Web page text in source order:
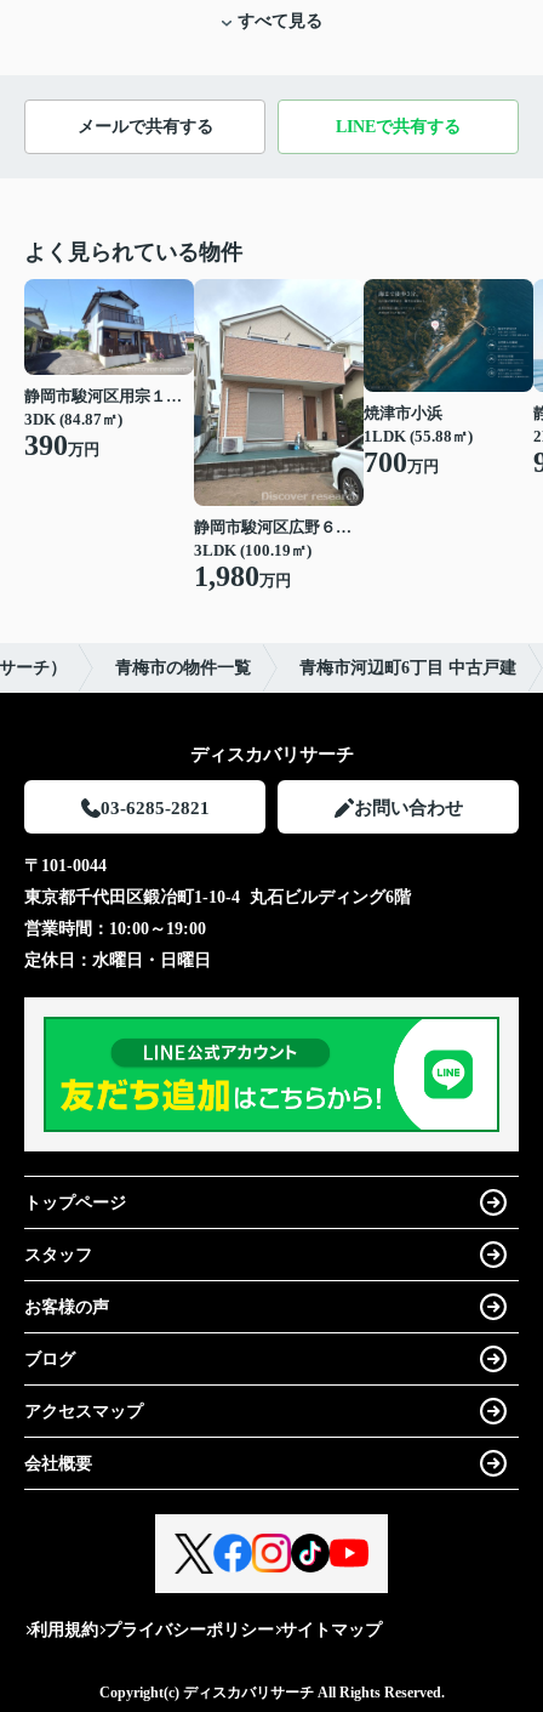
すべて見る
メールで共有する LINEで共有する
よく見られている物件
静岡市駿河区用宗１丁目
3DK (84.87㎡)
390万円
静岡市駿河区広野６丁目
3LDK (100.19㎡)
1,980万円
焼津市小浜
1LDK (55.88㎡)
700万円
ーチ） 青梅市の物件一覧 青梅市河辺町6丁目 中古戸建
ディスカバリサーチ
03-6285-2821 お問い合わせ
〒101-0044
東京都千代田区鍛冶町1-10-4 丸石ビルディング6階
営業時間： 10:00～19:00
定休日： 水曜日・日曜日
トップページ
スタッフ
お客様の声
ブログ
アクセスマップ
会社概要
利用規約 プライバシーポリシー サイトマップ
Copyright(c) ディスカバリサーチ All Rights Reserved.